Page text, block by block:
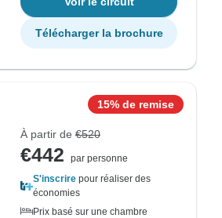
Télécharger la brochure
15% de remise
À partir de €520
€442
par personne
S'inscrire pour réaliser des
économies
Prix basé sur une chambre